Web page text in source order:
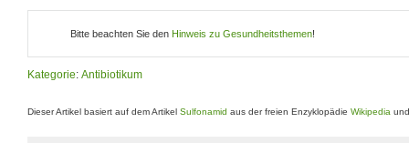
Bitte beachten Sie den Hinweis zu Gesundheitsthemen!
Kategorie: Antibiotikum
Dieser Artikel basiert auf dem Artikel Sulfonamid aus der freien Enzyklopädie Wikipedia